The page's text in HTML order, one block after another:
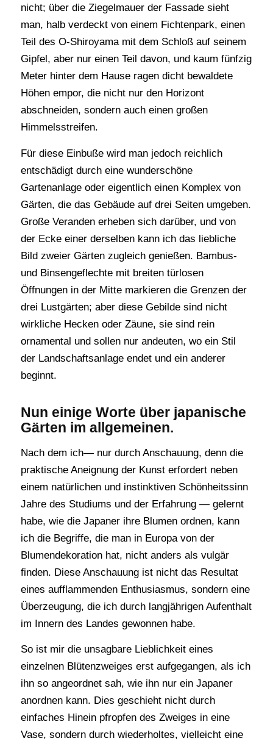
nicht; über die Ziegelmauer der Fassade sieht
man, halb verdeckt von einem Fichtenpark, einen
Teil des O-Shiroyama mit dem Schloß auf seinem
Gipfel, aber nur einen Teil davon, und kaum fünfzig
Meter hinter dem Hause ragen dicht bewaldete
Höhen empor, die nicht nur den Horizont
abschneiden, sondern auch einen großen
Himmelsstreifen.
Für diese Einbuße wird man jedoch reichlich
entschädigt durch eine wunderschöne
Gartenanlage oder eigentlich einen Komplex von
Gärten, die das Gebäude auf drei Seiten umgeben.
Große Veranden erheben sich darüber, und von
der Ecke einer derselben kann ich das liebliche
Bild zweier Gärten zugleich genießen. Bambus-
und Binsengeflechte mit breiten türlosen
Öffnungen in der Mitte markieren die Grenzen der
drei Lustgärten; aber diese Gebilde sind nicht
wirkliche Hecken oder Zäune, sie sind rein
ornamental und sollen nur andeuten, wo ein Stil
der Landschaftsanlage endet und ein anderer
beginnt.
Nun einige Worte über japanische
Gärten im allgemeinen.
Nach dem ich— nur durch Anschauung, denn die
praktische Aneignung der Kunst erfordert neben
einem natürlichen und instinktiven Schönheitssinn
Jahre des Studiums und der Erfahrung — gelernt
habe, wie die Japaner ihre Blumen ordnen, kann
ich die Begriffe, die man in Europa von der
Blumendekoration hat, nicht anders als vulgär
finden. Diese Anschauung ist nicht das Resultat
eines aufflammenden Enthusiasmus, sondern eine
Überzeugung, die ich durch langjährigen Aufenthalt
im Innern des Landes gewonnen habe.
So ist mir die unsagbare Lieblichkeit eines
einzelnen Blütenzweiges erst aufgegangen, als ich
ihn so angeordnet sah, wie ihn nur ein Japaner
anordnen kann. Dies geschieht nicht durch
einfaches Hinein pfropfen des Zweiges in eine
Vase, sondern durch wiederholtes, vielleicht eine